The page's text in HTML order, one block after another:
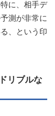
に、相手デ
測が非常に
、という印
リブルな